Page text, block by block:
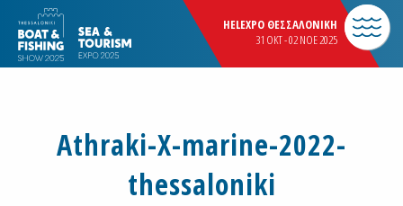
HELEXPO ΘΕΣΣΑΛΟΝΙΚΗ
31 OKT - 02 NOE 2025
Athraki-X-marine-2022-
thessaloniki